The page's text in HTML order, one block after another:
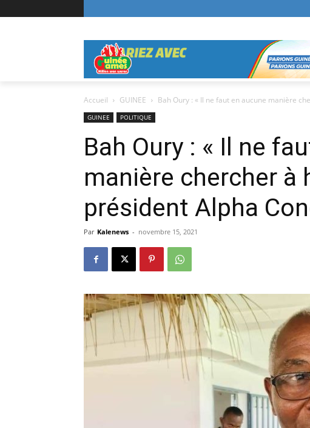
Accueil GUINEE Bah Oury : « Il ne faut en aucune manière
GUINEE POLITIQUE
Bah Oury : « Il ne
manière chercher à
président Alpha
Par Kalenews - novembre 15, 2021